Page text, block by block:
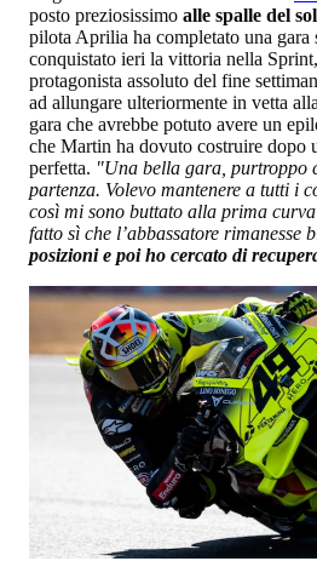
posto preziosissimo alle spalle del
pilota Aprilia ha completato una gara
conquistato ieri la vittoria nella
protagonista assoluto del fine
ad allungare ulteriormente in vetta
gara che avrebbe potuto avere un
che Martin ha dovuto costruire dopo
perfetta. "Una bella gara, purtroppo
partenza. Volevo mantenere a tutti i
così mi sono buttato alla prima
fatto sì che l’abbassatore rimanesse
posizioni e poi ho cercato di